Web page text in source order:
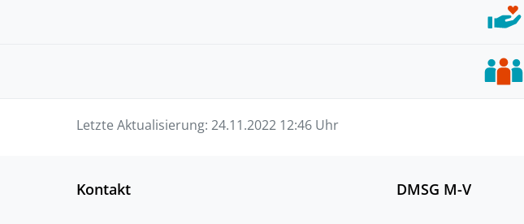
Letzte Aktualisierung: 24.11.2022 12:46 Uhr
Kontakt DMSG M-V